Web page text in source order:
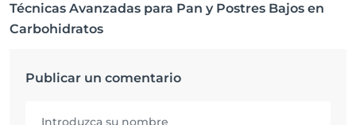
Técnicas Avanzadas para Pan y Postres Bajos en
Carbohidratos
Publicar un comentario